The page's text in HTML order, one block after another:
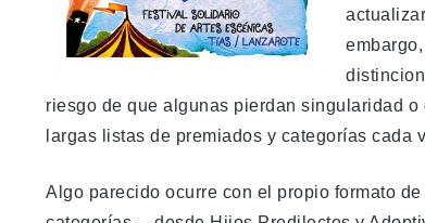
riesgo de que algunas pierdan singularidad
largas listas de premiados y categorías cada
Algo parecido ocurre con el propio formato